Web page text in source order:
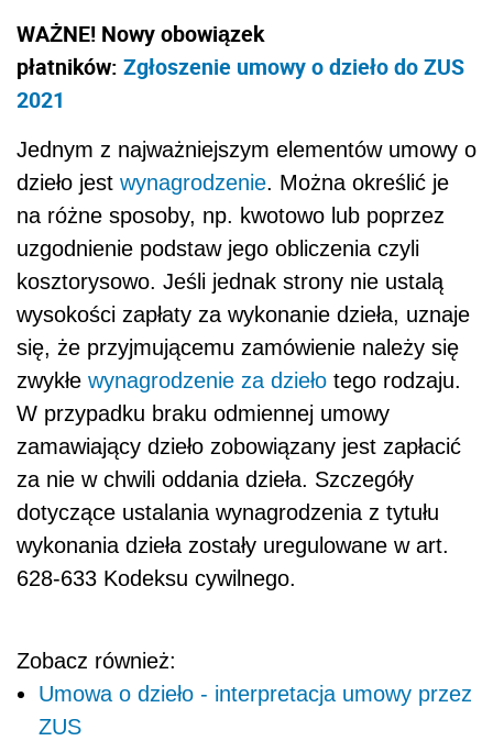
WAŻNE! Nowy obowiązek
płatników: Zgłoszenie umowy o dzieło do ZUS
2021
Jednym z najważniejszym elementów umowy o
dzieło jest wynagrodzenie. Można określić je
na różne sposoby, np. kwotowo lub poprzez
uzgodnienie podstaw jego obliczenia czyli
kosztorysowo. Jeśli jednak strony nie ustalą
wysokości zapłaty za wykonanie dzieła, uznaje
się, że przyjmującemu zamówienie należy się
zwykłe wynagrodzenie za dzieło tego rodzaju.
W przypadku braku odmiennej umowy
zamawiający dzieło zobowiązany jest zapłacić
za nie w chwili oddania dzieła. Szczegóły
dotyczące ustalania wynagrodzenia z tytułu
wykonania dzieła zostały uregulowane w art.
628-633 Kodeksu cywilnego.
Zobacz również:
Umowa o dzieło - interpretacja umowy przez
ZUS